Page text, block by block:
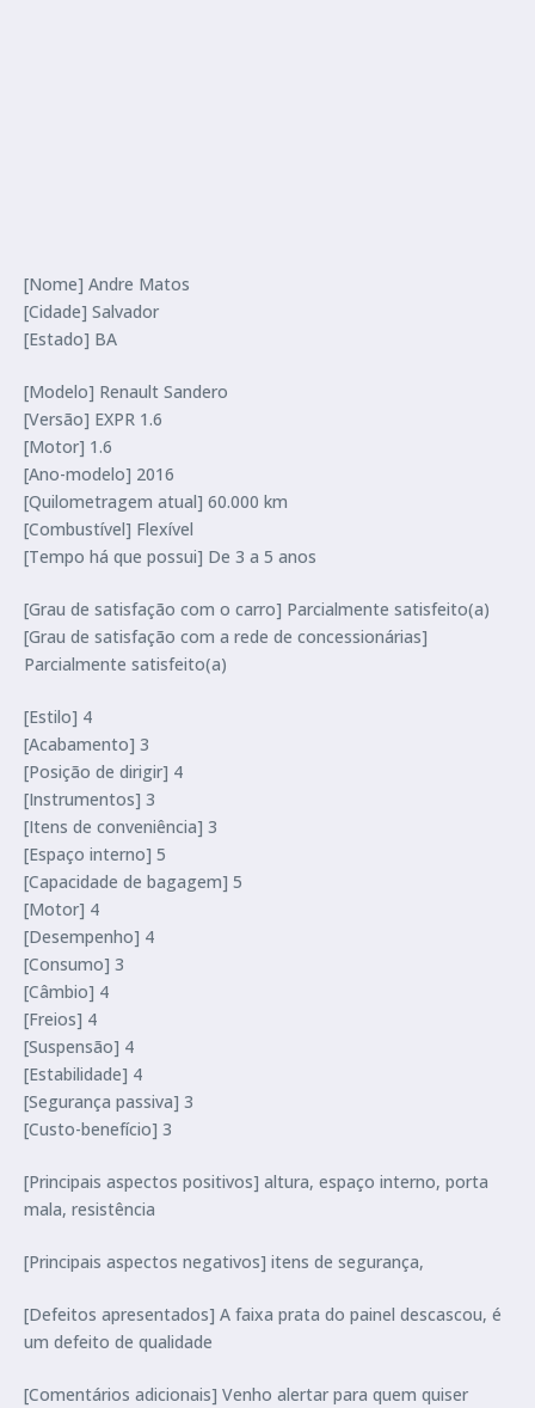
[Nome] Andre Matos
[Cidade] Salvador
[Estado] BA
[Modelo] Renault Sandero
[Versão] EXPR 1.6
[Motor] 1.6
[Ano-modelo] 2016
[Quilometragem atual] 60.000 km
[Combustível] Flexível
[Tempo há que possui] De 3 a 5 anos
[Grau de satisfação com o carro] Parcialmente satisfeito(a)
[Grau de satisfação com a rede de concessionárias]
Parcialmente satisfeito(a)
[Estilo] 4
[Acabamento] 3
[Posição de dirigir] 4
[Instrumentos] 3
[Itens de conveniência] 3
[Espaço interno] 5
[Capacidade de bagagem] 5
[Motor] 4
[Desempenho] 4
[Consumo] 3
[Câmbio] 4
[Freios] 4
[Suspensão] 4
[Estabilidade] 4
[Segurança passiva] 3
[Custo-benefício] 3
[Principais aspectos positivos] altura, espaço interno, porta
mala, resistência
[Principais aspectos negativos] itens de segurança,
[Defeitos apresentados] A faixa prata do painel descascou, é
um defeito de qualidade
[Comentários adicionais] Venho alertar para quem quiser